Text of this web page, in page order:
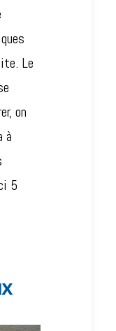
Le
on
à
5